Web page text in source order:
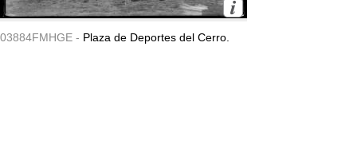
03884FMHGE - Plaza de Deportes del Cerro.